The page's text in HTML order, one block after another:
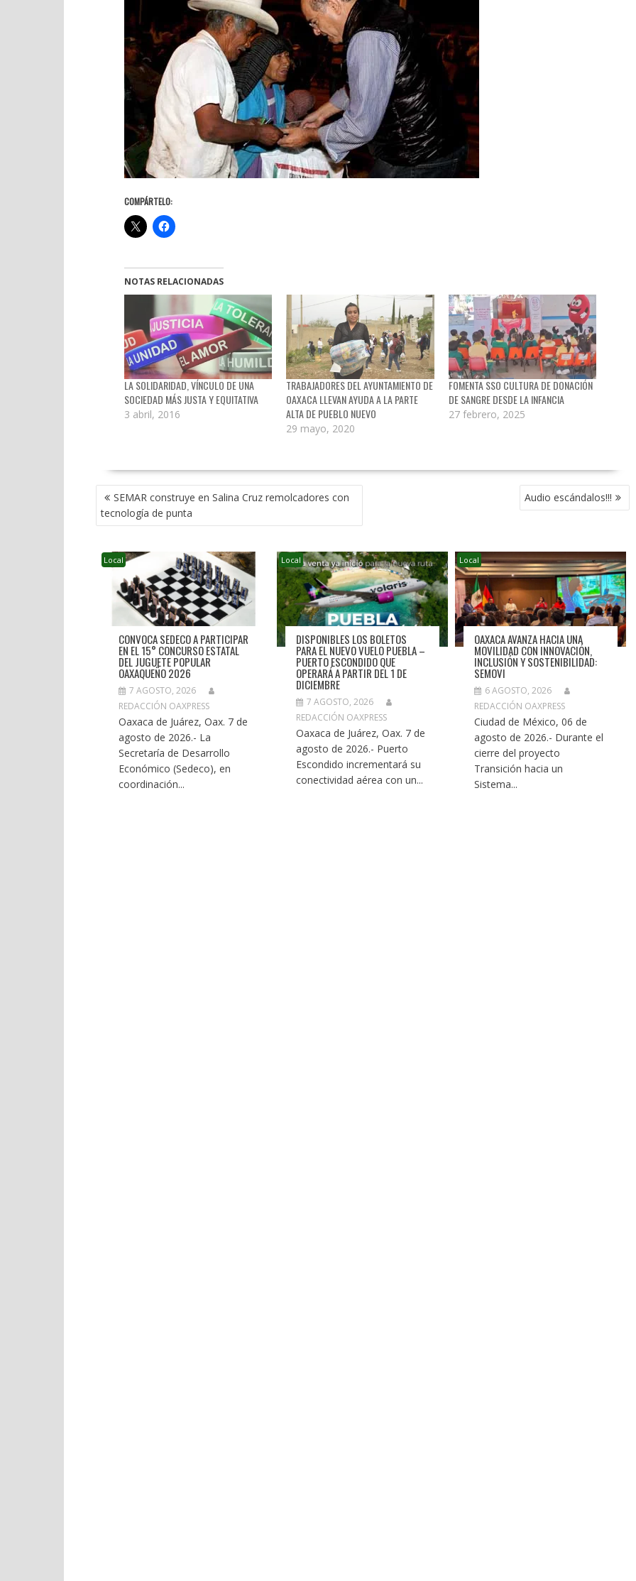
COMPÁRTELO:
NOTAS RELACIONADAS
LA SOLIDARIDAD, VÍNCULO DE UNA
SOCIEDAD MÁS JUSTA Y EQUITATIVA
3 abril, 2016
TRABAJADORES DEL AYUNTAMIENTO DE
OAXACA LLEVAN AYUDA A LA PARTE
ALTA DE PUEBLO NUEVO
29 mayo, 2020
FOMENTA SSO CULTURA DE DONACIÓN
DE SANGRE DESDE LA INFANCIA
27 febrero, 2025
NAVEGACIÓN
DE
ENTRADAS
SEMAR construye en Salina Cruz remolcadores con
tecnología de punta
Audio escándalos!!!
Local
CONVOCA SEDECO A PARTICIPAR
EN EL 15° CONCURSO ESTATAL
DEL JUGUETE POPULAR
OAXAQUEÑO 2026
7 AGOSTO, 2026
REDACCIÓN OAXPRESS
Oaxaca de Juárez, Oax. 7 de
agosto de 2026.- La
Secretaría de Desarrollo
Económico (Sedeco), en
coordinación...
Local
DISPONIBLES LOS BOLETOS
PARA EL NUEVO VUELO PUEBLA –
PUERTO ESCONDIDO QUE
OPERARÁ A PARTIR DEL 1 DE
DICIEMBRE
7 AGOSTO, 2026
REDACCIÓN OAXPRESS
Oaxaca de Juárez, Oax. 7 de
agosto de 2026.- Puerto
Escondido incrementará su
conectividad aérea con un...
Local
OAXACA AVANZA HACIA UNA
MOVILIDAD CON INNOVACIÓN,
INCLUSIÓN Y SOSTENIBILIDAD:
SEMOVI
6 AGOSTO, 2026
REDACCIÓN OAXPRESS
Ciudad de México, 06 de
agosto de 2026.- Durante el
cierre del proyecto
Transición hacia un
Sistema...